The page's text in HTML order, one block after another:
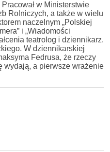
w Ministerstwie
Rolniczych, a także w wielu
naczelnym „Polskiej
i „Wiadomości
teatrolog i dziennikarz.
W dziennikarskiej
Fedrusa, że rzeczy
wydają, a pierwsze wrażenie